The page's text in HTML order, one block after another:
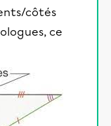
côtés
ce